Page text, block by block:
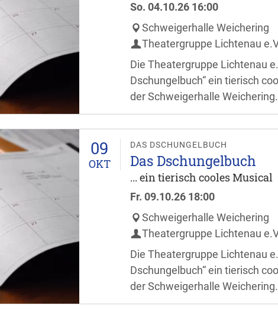
So. 04.10.26 16:00
Schweigerhalle Weichering
Theatergruppe Lichtenau
Die Theatergruppe Lichtenau
Dschungelbuch“ ein tierisch
der Schweigerhalle
Besucher dürfen sich auf eine
ganze Familie freuen. Der
Stunde vor
09
OKT
DAS DSCHUNGELBUCH
Das Dschungelbuch
... ein tierisch cooles Musical
Fr. 09.10.26 18:00
Schweigerhalle Weichering
Theatergruppe Lichtenau
Die Theatergruppe Lichtenau
Dschungelbuch“ ein tierisch
der Schweigerhalle
Besucher dürfen sich auf eine